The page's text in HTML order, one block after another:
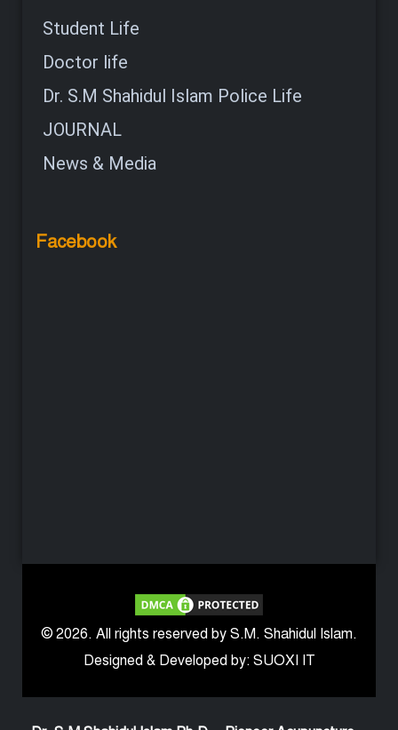
Student Life
Doctor life
Dr. S.M Shahidul Islam Police Life
JOURNAL
News & Media
Facebook
© 2026. All rights reserved by S.M. Shahidul Islam.
Designed & Developed by: SUOXI IT